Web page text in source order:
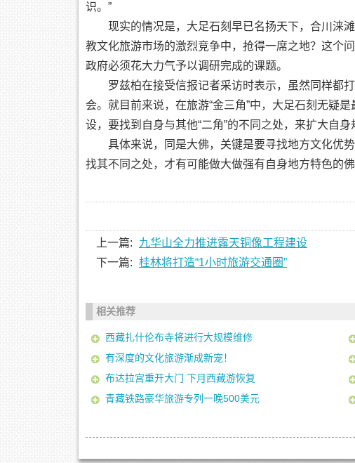
识。”
现实的情况是，大足石刻早已名扬天下，合川涞滩
教文化旅游市场的激烈竞争中，抢得一席之地？这个
政府必须花大力气予以调研完成的课题。
罗兹柏在接受信报记者采访时表示，虽然同样都打
会。就目前来说，在旅游“金三角”中，大足石刻无疑
设，要找到自身与其他“二角”的不同之处，来扩大自
具体来说，同是大佛，关键是要寻找地方文化优势
找其不同之处，才有可能做大做强有自身地方特色的佛
上一篇:
九华山全力推进露天铜像工程建设
下一篇: 桂林将打造“1小时旅游交通圈”
相关推荐
西藏扎什伦布寺将进行大规模维修
有深度的文化旅游渐成新宠！
布达拉宫重开大门 下月西藏游恢复
青藏铁路豪华旅游专列一晚500美元